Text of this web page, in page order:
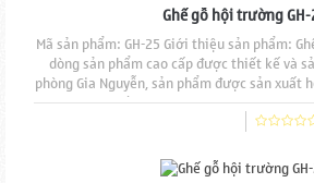
Ghế gỗ hội trường
Mã sản phẩm: GH-25 Giới thiệu sản phẩm:
dòng sản phẩm cao cấp được thiết kế và
phòng Gia Nguyễn, sản phẩm được sản xuất
mã đẹp, độ bền cao, đường nét đục chạm
nhiên 100% sơn phủ PU cao cấp, Sản phẩm